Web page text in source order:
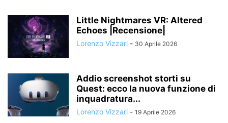
Little Nightmares VR: Altered
Echoes |Recensione|
Lorenzo Vizzari - 30 Aprile 2026
Addio screenshot storti su
Quest: ecco la nuova funzione di
inquadratura...
Lorenzo Vizzari - 19 Aprile 2026